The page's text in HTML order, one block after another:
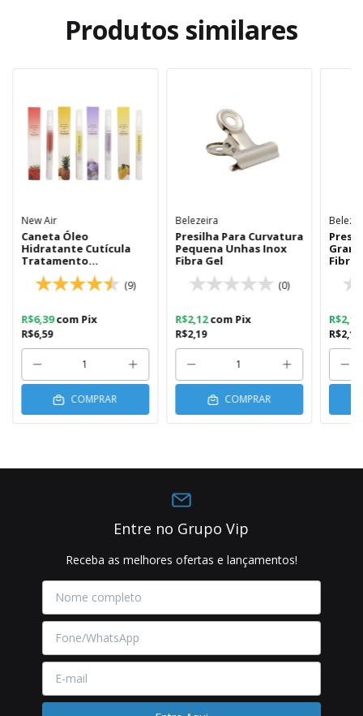
Produtos similares
New Air
Caneta Óleo
Hidratante Cutícula
Tratamento
Revitalizante
(9)
R$6,59
R$6,39com Pix
COMPRAR
Belezeira
Presilha Para Curvatura
Pequena Unhas Inox
Fibra Gel
(0)
R$2,19
R$2,12com Pix
COMPRAR
Fibra
R$2,19
Entre no Grupo Vip
Receba as melhores ofertas e lançamentos!